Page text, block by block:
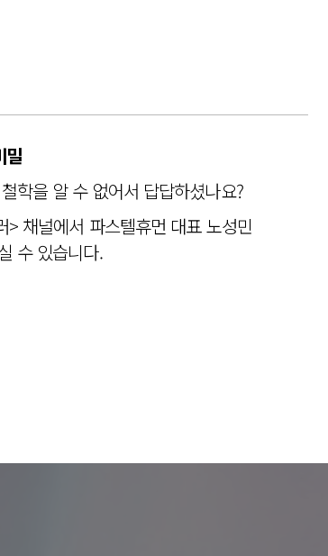
밀
학을 알 수 없어서 답답하셨나요?
채널에서 파스텔휴먼 대표 노성민
수 있습니다.